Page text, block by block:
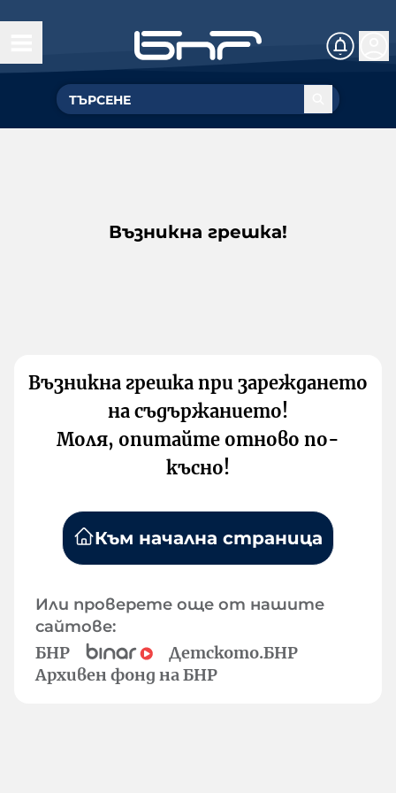
Възникна грешка!
Възникна грешка при зареждането
на съдържанието!
Моля, опитайте отново по-
късно!
Към начална страница
Или проверете още от нашите
сайтове:
БНР
Детското.БНР
Архивен фонд на БНР